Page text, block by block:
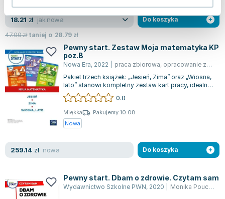
18.21 zł jak nowa
47.00złtaniej o 28.79 zł
Do koszyka
Pewny start. Zestaw Moja matematyka KP
poz.B
Nowa Era, 2022 praca zbiorowa, opracowanie zbiorowe
Pakiet trzech książek: „Jesień, Zima” oraz „Wiosna,
lato” stanowi kompletny zestaw kart pracy, idealny
do planowania całorocznych...
0.0
Miękka
Pakujemy 10.08
Nowa
259.14 zł nowa Do koszyka
Pewny start. Dbam o zdrowie. Czytam sam
Wydawnictwo Szkolne PWN, 2020 Monika Pouch,